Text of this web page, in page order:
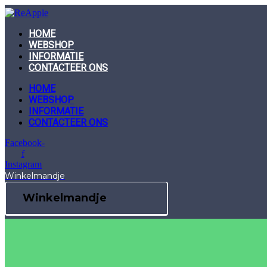
Skip
to
contentHOME
WEBSHOP
INFORMATIE
CONTACTEER ONS
HOME
WEBSHOP
INFORMATIE
CONTACTEER ONS
Facebook-
f
Instagram
Winkelmandje
Winkelmandje